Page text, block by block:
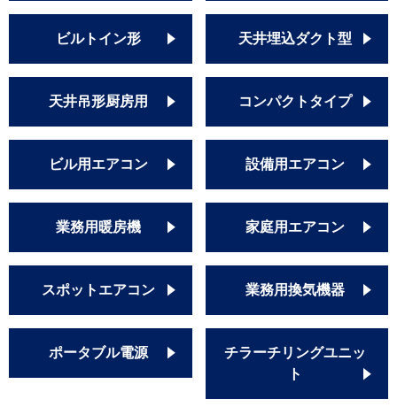
ビルトイン形 天井埋込ダクト型
天井吊形厨房用 コンパクトタイプ
ビル用エアコン 設備用エアコン
業務用暖房機 家庭用エアコン
スポットエアコン 業務用換気機器
ポータブル電源
チラーチリングユニッ
ト